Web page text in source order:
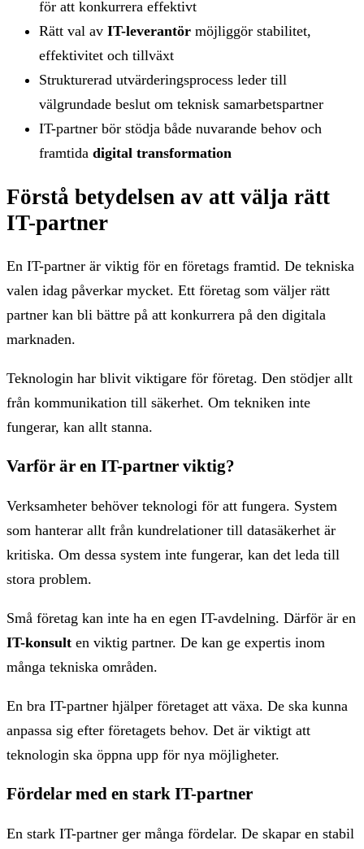
för att konkurrera effektivt
Rätt val av IT-leverantör möjliggör stabilitet,
effektivitet och tillväxt
Strukturerad utvärderingsprocess leder till
välgrundade beslut om teknisk samarbetspartner
IT-partner bör stödja både nuvarande behov och
framtida digital transformation
Förstå betydelsen av att välja rätt
IT-partner
En IT-partner är viktig för en företags framtid. De tekniska
valen idag påverkar mycket. Ett företag som väljer rätt
partner kan bli bättre på att konkurrera på den digitala
marknaden.
Teknologin har blivit viktigare för företag. Den stödjer allt
från kommunikation till säkerhet. Om tekniken inte
fungerar, kan allt stanna.
Varför är en IT-partner viktig?
Verksamheter behöver teknologi för att fungera. System
som hanterar allt från kundrelationer till datasäkerhet är
kritiska. Om dessa system inte fungerar, kan det leda till
stora problem.
Små företag kan inte ha en egen IT-avdelning. Därför är en
IT-konsult en viktig partner. De kan ge expertis inom
många tekniska områden.
En bra IT-partner hjälper företaget att växa. De ska kunna
anpassa sig efter företagets behov. Det är viktigt att
teknologin ska öppna upp för nya möjligheter.
Fördelar med en stark IT-partner
En stark IT-partner ger många fördelar. De skapar en stabil